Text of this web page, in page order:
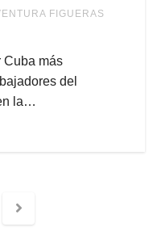
FIGUERAS
Cuba más
del
la…